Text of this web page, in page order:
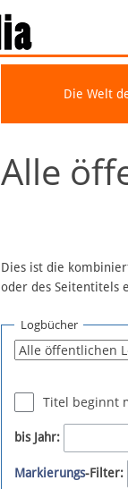
Die Welt
Alle
Dies ist die
oder des Seitentitels
Logbücher
Titel beginnt
bis Jahr:
Markierungs-Filter: